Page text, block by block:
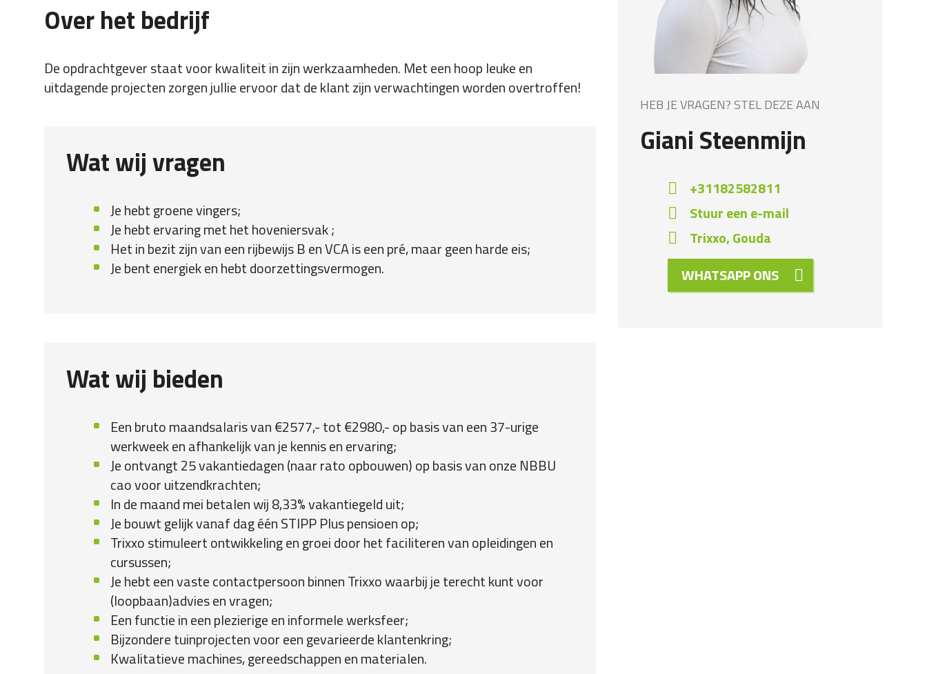
Over het bedrijf
De opdrachtgever staat voor kwaliteit in zijn werkzaamheden. Met een hoop leuke en
uitdagende projecten zorgen jullie ervoor dat de klant zijn verwachtingen worden overtroffen!
Wat wij vragen
Je hebt groene vingers;
Je hebt ervaring met het hoveniersvak ;
Het in bezit zijn van een rijbewijs B en VCA is een pré, maar geen harde eis;
Je bent energiek en hebt doorzettingsvermogen.
Wat wij bieden
Een bruto maandsalaris van €2577,- tot €2980,- op basis van een 37-urige
werkweek en afhankelijk van je kennis en ervaring;
Je ontvangt 25 vakantiedagen (naar rato opbouwen) op basis van onze NBBU
cao voor uitzendkrachten;
In de maand mei betalen wij 8,33% vakantiegeld uit;
Je bouwt gelijk vanaf dag één STIPP Plus pensioen op;
Trixxo stimuleert ontwikkeling en groei door het faciliteren van opleidingen en
cursussen;
Je hebt een vaste contactpersoon binnen Trixxo waarbij je terecht kunt voor
(loopbaan)advies en vragen;
Een functie in een plezierige en informele werksfeer;
Bijzondere tuinprojecten voor een gevarieerde klantenkring;
Kwalitatieve machines, gereedschappen en materialen.
HEB JE VRAGEN? STEL DEZE AAN
Giani Steenmijn
+31182582811
Stuur een e-mail
Trixxo, Gouda
WHATSAPP ONS